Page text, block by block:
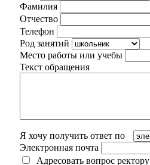
Фамилия
Отчество
Телефон
Род занятий
Место работы или учебы
Текст обращения
Я хочу получить ответ по
Электронная почта
Адресовать вопрос ректору